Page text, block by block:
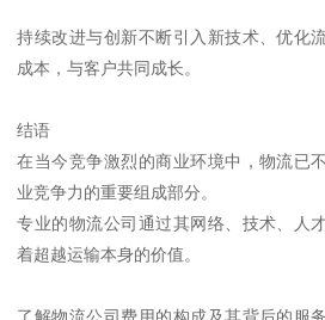
持续改进与创新不断引入新技术、优化
成本，与客户共同成长。
结语
在当今竞争激烈的商业环境中，物流已
业竞争力的重要组成部分。
专业的物流公司通过其网络、技术、人
着超越运输本身的价值。